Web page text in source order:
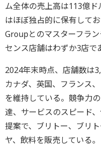
ム全体の売上高は113億
はほぼ独占的に保有して
Groupとのマスターフラ
センス店舗はわずか3店で
2024年末時点、店舗数は
カナダ、英国、フランス
を維持している。競争力
達、サービスのスピード
提案で、ブリトー、ブリ
ヤ、飲料を販売している